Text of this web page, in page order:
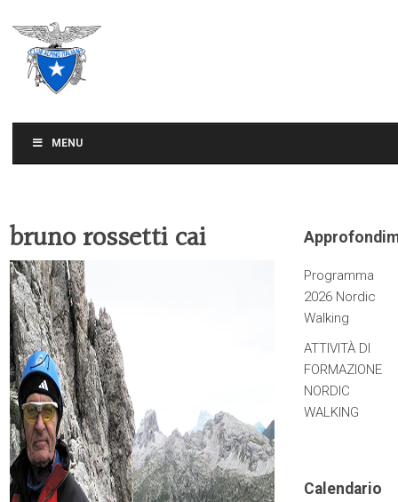
MENU
bruno rossetti cai
Programma
2026 Nordic
Walking
ATTIVITÀ DI
FORMAZIONE
NORDIC
WALKING
Calendario